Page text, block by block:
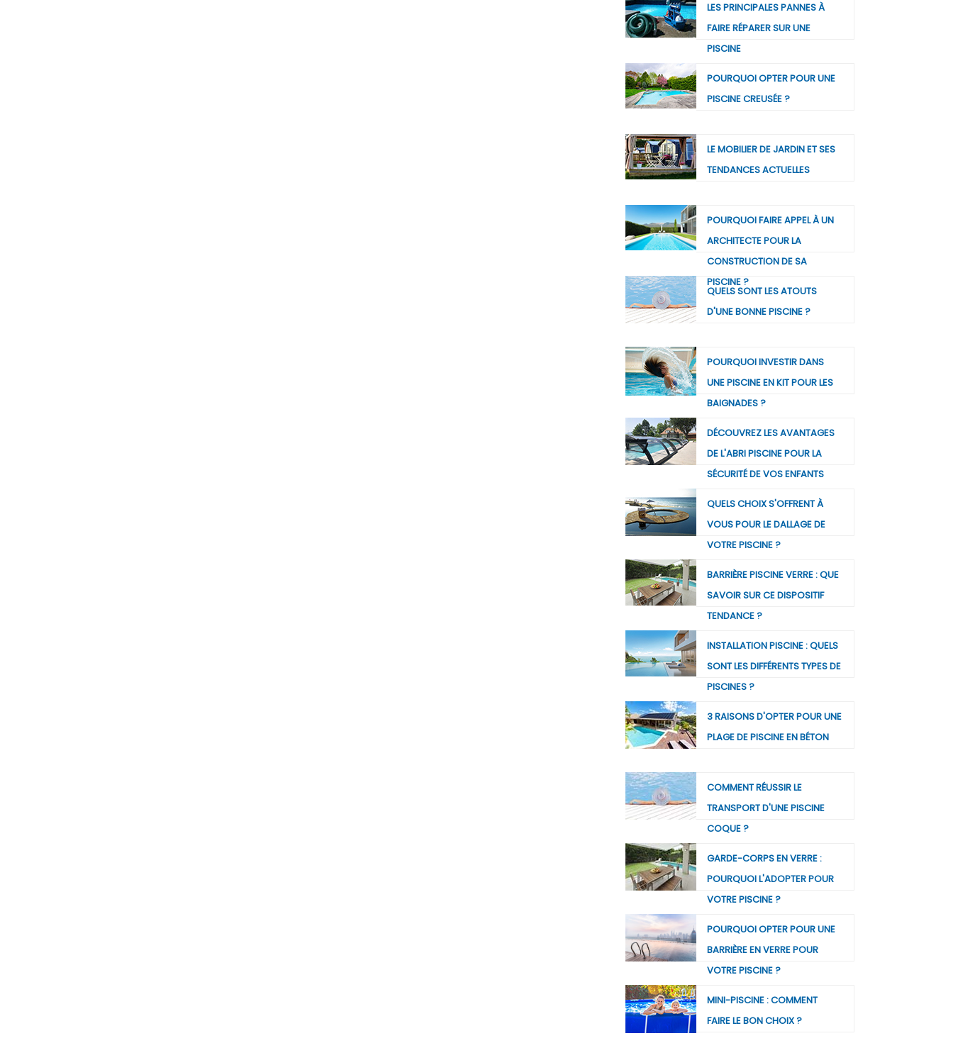
LES PRINCIPALES PANNES À
FAIRE RÉPARER SUR UNE
PISCINE
POURQUOI OPTER POUR UNE
PISCINE CREUSÉE ?
LE MOBILIER DE JARDIN ET SES
TENDANCES ACTUELLES
POURQUOI FAIRE APPEL À UN
ARCHITECTE POUR LA
CONSTRUCTION DE SA
PISCINE ?
QUELS SONT LES ATOUTS
D'UNE BONNE PISCINE ?
POURQUOI INVESTIR DANS
UNE PISCINE EN KIT POUR LES
BAIGNADES ?
DÉCOUVREZ LES AVANTAGES
DE L'ABRI PISCINE POUR LA
SÉCURITÉ DE VOS ENFANTS
QUELS CHOIX S'OFFRENT À
VOUS POUR LE DALLAGE DE
VOTRE PISCINE ?
BARRIÈRE PISCINE VERRE : QUE
SAVOIR SUR CE DISPOSITIF
TENDANCE ?
INSTALLATION PISCINE : QUELS
SONT LES DIFFÉRENTS TYPES DE
PISCINES ?
3 RAISONS D'OPTER POUR UNE
PLAGE DE PISCINE EN BÉTON
COMMENT RÉUSSIR LE
TRANSPORT D'UNE PISCINE
COQUE ?
GARDE-CORPS EN VERRE :
POURQUOI L'ADOPTER POUR
VOTRE PISCINE ?
POURQUOI OPTER POUR UNE
BARRIÈRE EN VERRE POUR
VOTRE PISCINE ?
MINI-PISCINE : COMMENT
FAIRE LE BON CHOIX ?